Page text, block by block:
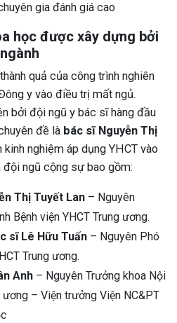
gia đánh giá cao
học được xây dựng bởi
quả của công trình nghiên
y vào điều trị mất ngủ.
bởi đội ngũ y bác sĩ hàng đầu
đề là bác sĩ Nguyễn Thị
kinh nghiệm áp dụng YHCT vào
đội ngũ cộng sự bao gồm:
Thị Tuyết Lan – Nguyên
Bệnh viện YHCT Trung ương.
sĩ Lê Hữu Tuấn – Nguyên Phó
Trung ương.
Anh – Nguyên Trưởng khoa Nội
ương – Viện trưởng Viện NC&PT